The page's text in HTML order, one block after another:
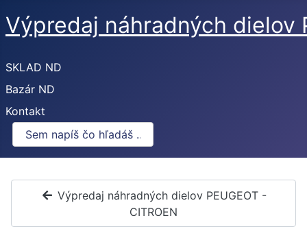
Výpredaj náhradných dielov
SKLAD ND
Bazár ND
Kontakt
Výpredaj náhradných dielov PEUGEOT -
CITROEN